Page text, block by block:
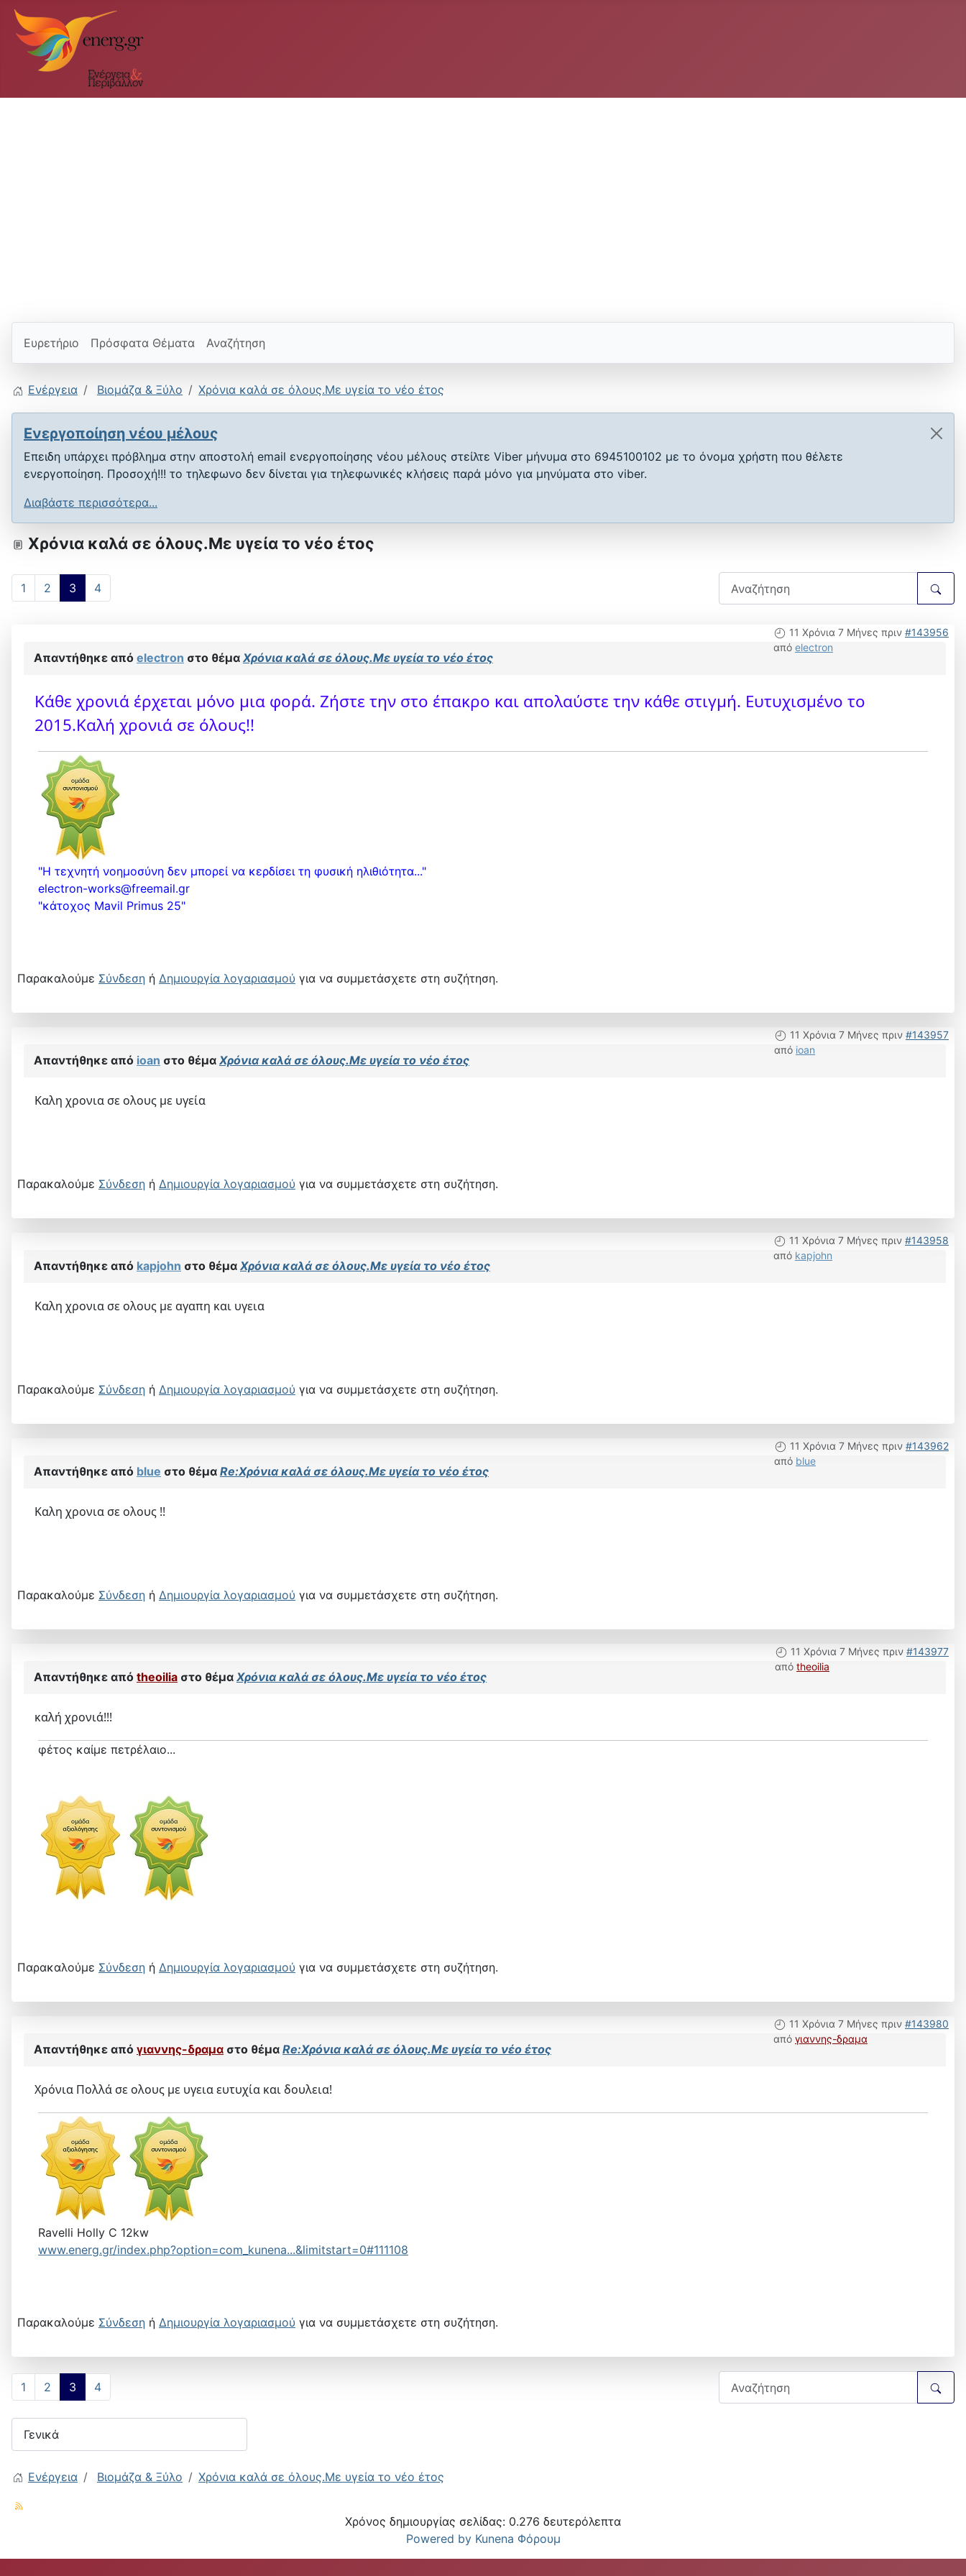
Ευρετήριο Πρόσφατα Θέματα Αναζήτηση
Ενέργεια Βιομάζα & Ξύλο Χρόνια καλά σε όλους.Με υγεία το νέο έτος
Ενεργοποίηση νέου μέλους
Επειδη υπάρχει πρόβλημα στην αποστολή email ενεργοποίησης νέου μέλους στείλτε Viber μήνυμα στο 6945100102 με το όνομα χρήστη που θέλετε
ενεργοποίηση. Προσοχή!!! το τηλεφωνο δεν δίνεται για τηλεφωνικές κλήσεις παρά μόνο για μηνύματα στο viber.
Διαβάστε περισσότερα...
Χρόνια καλά σε όλους.Με υγεία το νέο έτος
1 2 3 4
11 Χρόνια 7 Μήνες πριν #143956
από electron
Απαντήθηκε από electron στο θέμα Χρόνια καλά σε όλους.Με υγεία το νέο έτος
Κάθε χρονιά έρχεται μόνο μια φορά. Ζήστε την στο έπακρο και απολαύστε την κάθε στιγμή. Ευτυχισμένο το
2015.Καλή χρονιά σε όλους!!
"Η τεχνητή νοημοσύνη δεν μπορεί να κερδίσει τη φυσική ηλιθιότητα..."
electron-works@freemail.gr
"κάτοχος Mavil Primus 25"
Παρακαλούμε Σύνδεση ή Δημιουργία λογαριασμού για να συμμετάσχετε στη συζήτηση.
11 Χρόνια 7 Μήνες πριν #143957
από ioan
Απαντήθηκε από ioan στο θέμα Χρόνια καλά σε όλους.Με υγεία το νέο έτος
Καλη χρονια σε ολους με υγεία
Παρακαλούμε Σύνδεση ή Δημιουργία λογαριασμού για να συμμετάσχετε στη συζήτηση.
11 Χρόνια 7 Μήνες πριν #143958
από kapjohn
Απαντήθηκε από kapjohn στο θέμα Χρόνια καλά σε όλους.Με υγεία το νέο έτος
Καλη χρονια σε ολους με αγαπη και υγεια
Παρακαλούμε Σύνδεση ή Δημιουργία λογαριασμού για να συμμετάσχετε στη συζήτηση.
11 Χρόνια 7 Μήνες πριν #143962
από blue
Απαντήθηκε από blue στο θέμα Re:Χρόνια καλά σε όλους.Με υγεία το νέο έτος
Καλη χρονια σε ολους !!
Παρακαλούμε Σύνδεση ή Δημιουργία λογαριασμού για να συμμετάσχετε στη συζήτηση.
11 Χρόνια 7 Μήνες πριν #143977
από theoilia
Απαντήθηκε από theoilia στο θέμα Χρόνια καλά σε όλους.Με υγεία το νέο έτος
καλή χρονιά!!!
φέτος καίμε πετρέλαιο...
Παρακαλούμε Σύνδεση ή Δημιουργία λογαριασμού για να συμμετάσχετε στη συζήτηση.
11 Χρόνια 7 Μήνες πριν #143980
από γιαννης-δραμα
Απαντήθηκε από γιαννης-δραμα στο θέμα Re:Χρόνια καλά σε όλους.Με υγεία το νέο έτος
Χρόνια Πολλά σε ολους με υγεια ευτυχία και δουλεια!
Ravelli Holly C 12kw
www.energ.gr/index.php?option=com_kunena...&limitstart=0#111108
Παρακαλούμε Σύνδεση ή Δημιουργία λογαριασμού για να συμμετάσχετε στη συζήτηση.
1 2 3 4
Ενέργεια Βιομάζα & Ξύλο Χρόνια καλά σε όλους.Με υγεία το νέο έτος
Χρόνος δημιουργίας σελίδας: 0.276 δευτερόλεπτα
Powered by Kunena Φόρουμ